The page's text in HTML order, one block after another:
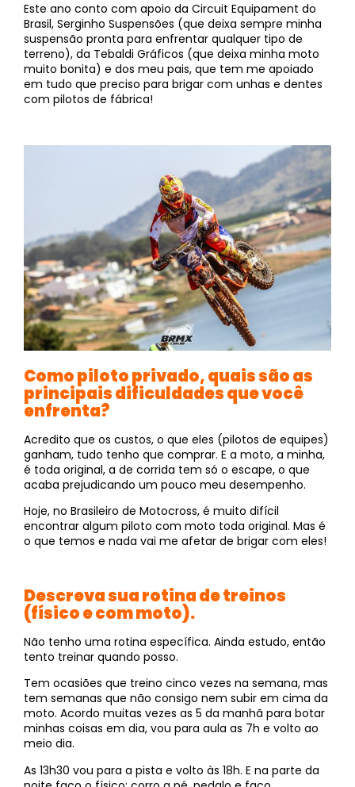
Este ano conto com apoio da Circuit Equipament do
Brasil, Serginho Suspensões (que deixa sempre minha
suspensão pronta para enfrentar qualquer tipo de
terreno), da Tebaldi Gráficos (que deixa minha moto
muito bonita) e dos meu pais, que tem me apoiado
em tudo que preciso para brigar com unhas e dentes
com pilotos de fábrica!
Como piloto privado, quais são as
principais dificuldades que você
enfrenta?
Acredito que os custos, o que eles (pilotos de equipes)
ganham, tudo tenho que comprar. E a moto, a minha,
é toda original, a de corrida tem só o escape, o que
acaba prejudicando um pouco meu desempenho.
Hoje, no Brasileiro de Motocross, é muito difícil
encontrar algum piloto com moto toda original. Mas é
o que temos e nada vai me afetar de brigar com eles!
Descreva sua rotina de treinos
(físico e com moto).
Não tenho uma rotina específica. Ainda estudo, então
tento treinar quando posso.
Tem ocasiões que treino cinco vezes na semana, mas
tem semanas que não consigo nem subir em cima da
moto. Acordo muitas vezes as 5 da manhã para botar
minhas coisas em dia, vou para aula as 7h e volto ao
meio dia.
As 13h30 vou para a pista e volto às 18h. E na parte da